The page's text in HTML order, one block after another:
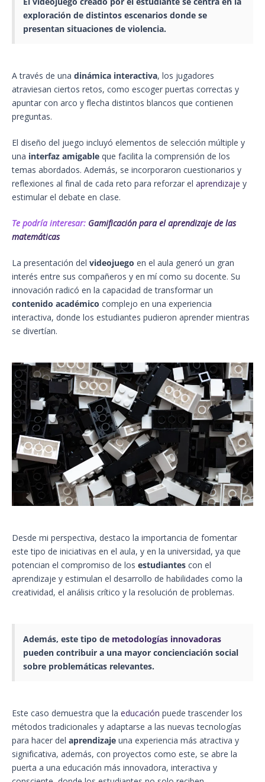
exploración de distintos escenarios donde se
presentan situaciones de violencia.
A través de una dinámica interactiva, los jugadores
atraviesan ciertos retos, como escoger puertas correctas y
apuntar con arco y flecha distintos blancos que contienen
preguntas.
El diseño del juego incluyó elementos de selección múltiple y
una interfaz amigable que facilita la comprensión de los
temas abordados. Además, se incorporaron cuestionarios y
reflexiones al final de cada reto para reforzar el aprendizaje y
estimular el debate en clase.
Te podría interesar: Gamificación para el aprendizaje de las
matemáticas
La presentación del videojuego en el aula generó un gran
interés entre sus compañeros y en mí como su docente. Su
innovación radicó en la capacidad de transformar un
contenido académico complejo en una experiencia
interactiva, donde los estudiantes pudieron aprender mientras
se divertían.
Desde mi perspectiva, destaco la importancia de fomentar
este tipo de iniciativas en el aula, y en la universidad, ya que
potencian el compromiso de los estudiantes con el
aprendizaje y estimulan el desarrollo de habilidades como la
creatividad, el análisis crítico y la resolución de problemas.
Además, este tipo de metodologías innovadoras
pueden contribuir a una mayor concienciación social
sobre problemáticas relevantes.
Este caso demuestra que la educación puede trascender los
métodos tradicionales y adaptarse a las nuevas tecnologías
para hacer del aprendizaje una experiencia más atractiva y
significativa, además, con proyectos como este, se abre la
puerta a una educación más innovadora, interactiva y